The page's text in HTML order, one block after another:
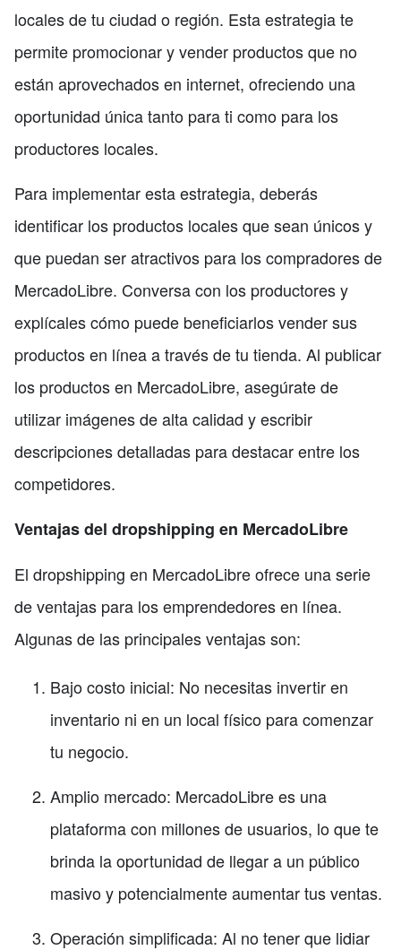
locales de tu ciudad o región. Esta estrategia te
permite promocionar y vender productos que no
están aprovechados en internet, ofreciendo una
oportunidad única tanto para ti como para los
productores locales.
Para implementar esta estrategia, deberás
identificar los productos locales que sean únicos y
que puedan ser atractivos para los compradores de
MercadoLibre. Conversa con los productores y
explícales cómo puede beneficiarlos vender sus
productos en línea a través de tu tienda. Al publicar
los productos en MercadoLibre, asegúrate de
utilizar imágenes de alta calidad y escribir
descripciones detalladas para destacar entre los
competidores.
Ventajas del dropshipping en MercadoLibre
El dropshipping en MercadoLibre ofrece una serie
de ventajas para los emprendedores en línea.
Algunas de las principales ventajas son:
Bajo costo inicial: No necesitas invertir en
inventario ni en un local físico para comenzar
tu negocio.
Amplio mercado: MercadoLibre es una
plataforma con millones de usuarios, lo que te
brinda la oportunidad de llegar a un público
masivo y potencialmente aumentar tus ventas.
Operación simplificada: Al no tener que lidiar